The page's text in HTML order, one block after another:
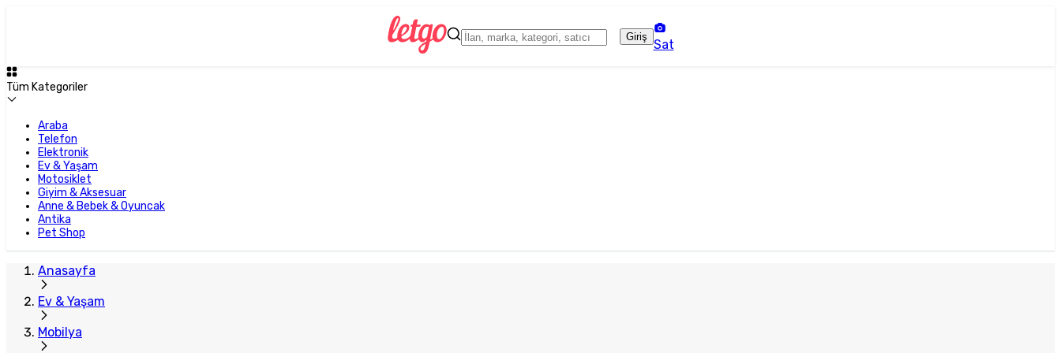
Giriş
Sat
Tüm Kategoriler
Araba
Telefon
Elektronik
Ev & Yaşam
Motosiklet
Giyim & Aksesuar
Anne & Bebek & Oyuncak
Antika
Pet Shop
Anasayfa
Ev & Yaşam
Mobilya